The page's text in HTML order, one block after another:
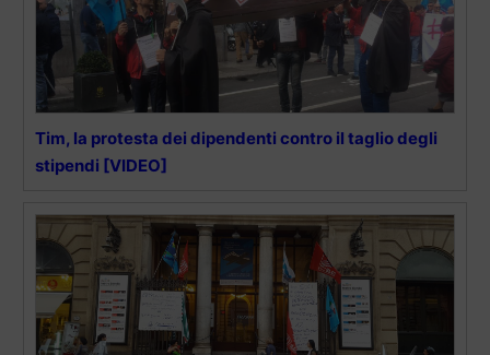
Tim, la protesta dei dipendenti contro il taglio degli
stipendi [VIDEO]